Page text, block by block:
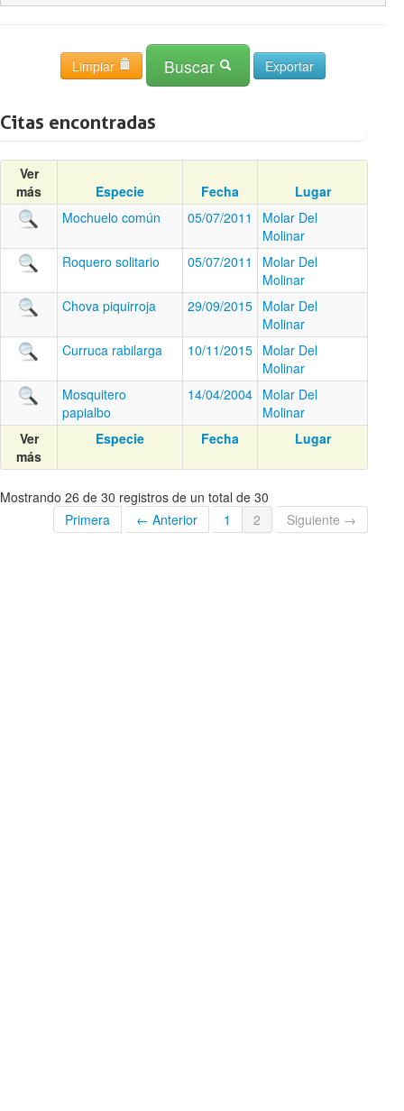
Limpiar Buscar
Citas encontradas
Ver
más
Especie Fecha
Lugar
Mochuelo común
05/07/2011
Molar Del
Molinar
Roquero solitario
05/07/2011
Molar Del
Molinar
Chova piquirroja
29/09/2015 Molar Del
Molinar
Curruca rabilarga
10/11/2015 Molar Del
Molinar
Mosquitero
papialbo
14/04/2004 Molar Del
Molinar
Ver
más
Especie Fecha Lugar
Mostrando 26 de 30 registros de un total de 30
Primera
← Anterior 1 2 Siguiente →